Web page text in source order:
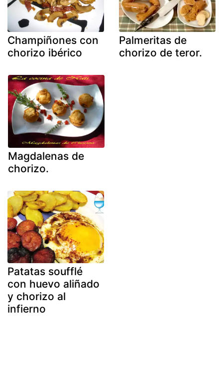
Champiñones con
chorizo ibérico
Palmeritas de
chorizo de teror.
Magdalenas de
chorizo.
Patatas soufflé
con huevo aliñado
y chorizo al
infierno